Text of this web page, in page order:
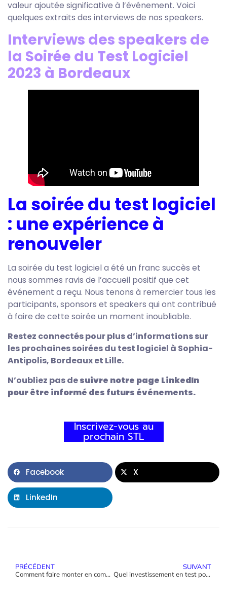
valeur ajoutée significative à l’événement. Voici
quelques extraits des interviews de nos speakers.
Interviews des speakers de
la Soirée du Test Logiciel
2023 à Bordeaux
La soirée du test logiciel
: une expérience à
renouveler
La soirée du test logiciel a été un franc succès et
nous sommes ravis de l’accueil positif que cet
événement a reçu. Nous tenons à remercier tous les
participants, sponsors et speakers qui ont contribué
à faire de cette soirée un moment inoubliable.
Restez connectés pour plus d’informations sur
les prochaines soirées du test logiciel à Sophia-
Antipolis, Bordeaux et Lille.
N’oubliez pas desuivre notre page LinkedIn
pour être informé des futurs événements.
Inscrivez-vous au
prochain STL
Facebook X
LinkedIn
PRÉCÉDENT
Comment faire monter en compétences les équipes IT ?
SUIVANT
Quel investissement en test pour votre projet ?